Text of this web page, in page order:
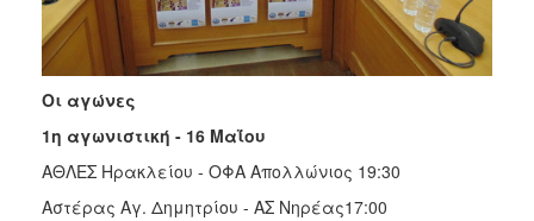
Οι αγώνες
1η αγωνιστική - 16 Μαΐου
ΑΘΛΕΣ Ηρακλείου - ΟΦΑ Απολλώνιος 19:30
Αστέρας Αγ. Δημητρίου - ΑΣ Νηρέας17:00